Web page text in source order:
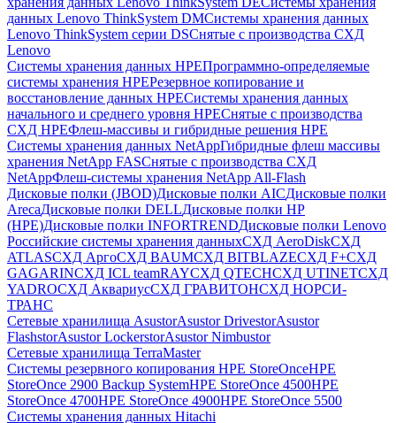
данных Lenovo ThinkSystem DMСистемы хранения данных
Lenovo ThinkSystem серии DSСнятые с производства СХД
Lenovo
Системы хранения данных HPEПрограммно-определяемые
системы хранения HPEРезервное копирование и
восстановление данных HPEСистемы хранения данных
начального и среднего уровня HPEСнятые с производства
СХД HPEФлеш-массивы и гибридные решения HPE
Cистемы хранения данных NetAppГибридные флеш массивы
хранения NetApp FASСнятые с производства СХД
NetAppФлеш-системы хранения NetApp All-Flash
Дисковые полки (JBOD)Дисковые полки AICДисковые полки
ArecaДисковые полки DELLДисковые полки HP
(HPE)Дисковые полки INFORTRENDДисковые полки Lenovo
Российские системы хранения данныхСХД AeroDiskСХД
ATLASСХД AргоСХД BAUMСХД BITBLAZEСХД F+СХД
GAGARINСХД ICL teamRAYСХД QTECHСХД UTINETСХД
YADROСХД АквариусСХД ГРАВИТОНСХД НОРСИ-
ТРАНС
Сетевые хранилища AsustorAsustor DrivestorAsustor
FlashstorAsustor LockerstorAsustor Nimbustor
Сетевые хранилища TerraMaster
Системы резервного копирования HPE StoreOnceHPE
StoreOnce 2900 Backup SystemHPE StoreOnce 4500HPE
StoreOnce 4700HPE StoreOnce 4900HPE StoreOnce 5500
Системы хранения данных Hitachi